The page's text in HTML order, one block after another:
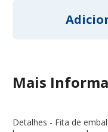
Mais
Detalhes - Fita de